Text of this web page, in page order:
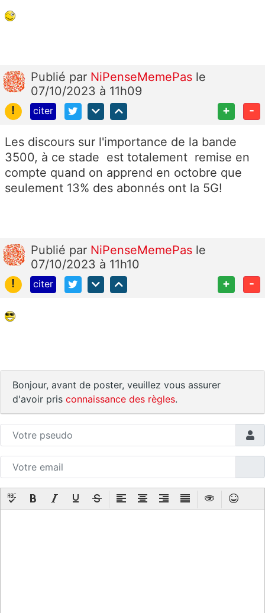
Publié par NiPenseMemePas le
07/10/2023 à 11h09
!
citer + -
Les discours sur l'importance de la bande
3500, à ce stade est totalement remise en
compte quand on apprend en octobre que
seulement 13% des abonnés ont la 5G!
Publié par NiPenseMemePas le
07/10/2023 à 11h10
!
citer + -
Bonjour, avant de poster, veuillez vous assurer
d'avoir pris connaissance des règles.